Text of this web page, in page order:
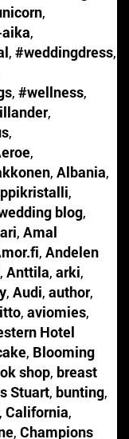
,
,
, #weddingdress,
, #wellness,
,
,
,
, Albania,
,
blog,
, Amal
, Andelen
, Anttila, arki,
, Audi, author,
, aviomies,
Hotel
, Blooming
shop, breast
Stuart, bunting,
, California,
, Champions